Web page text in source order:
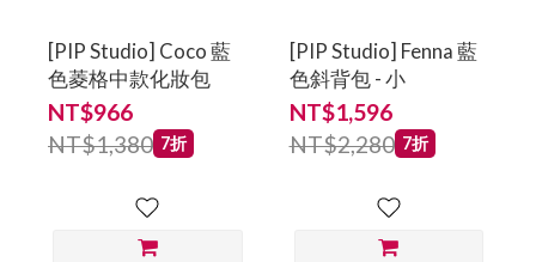
[PIP Studio] Coco 藍
色菱格中款化妝包
NT$966
NT$1,380 7折
[PIP Studio] Fenna 藍
色斜背包 - 小
NT$1,596
NT$2,280 7折